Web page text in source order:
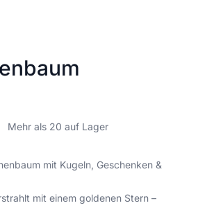
Mehr als 20 auf Lager
mit Kugeln, Geschenken &
mit einem goldenen Stern –